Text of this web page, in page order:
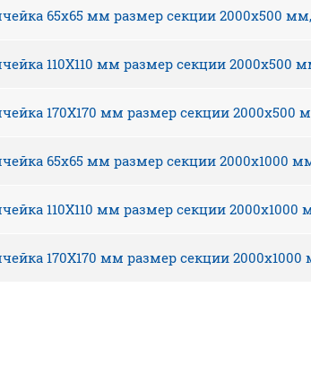
65х65 мм размер секции 2000х500
110Х110 мм размер секции 2000х500
170Х170 мм размер секции 2000х500
65х65 мм размер секции 2000х1000
110Х110 мм размер секции 2000х1000
170Х170 мм размер секции 2000х1000